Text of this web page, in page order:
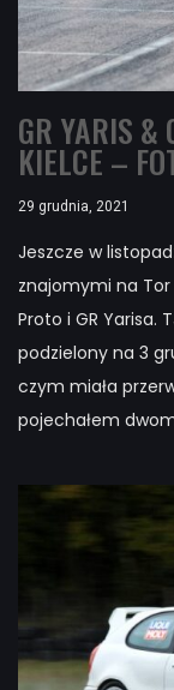
GR YARIS &
KIELCE –
29 grudnia, 2021
Jeszcze w
znajomymi na
Proto i GR Yarisa.
podzielony na 3
czym miała
pojechałem